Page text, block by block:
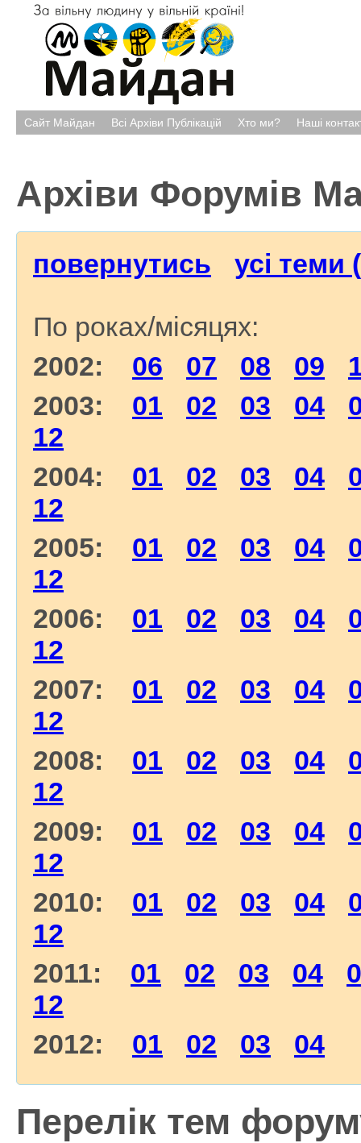
Сайт Майдан Всі Архіви Публікацій Хто ми? Наші
Архіви Форумів
повернутись усі теми
По роках/місяцях:
2002: 06 07 08 09
2003: 01 02 03 04
12
2004: 01 02 03 04
12
2005: 01 02 03 04
12
2006: 01 02 03 04
12
2007: 01 02 03 04
12
2008: 01 02 03 04
12
2009: 01 02 03 04
12
2010: 01 02 03 04
12
2011: 01 02 03 04
12
2012: 01 02 03 04
Перелік тем